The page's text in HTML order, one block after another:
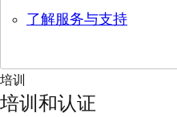
了解服务与支持
培训
培训和认证